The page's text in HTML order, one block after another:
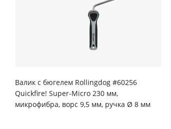
Валик с бюгелем Rollingdog #60256
Quickfire! Super-Micro 230 мм,
микрофибра, ворс 9,5 мм, ручка Ø 8 мм